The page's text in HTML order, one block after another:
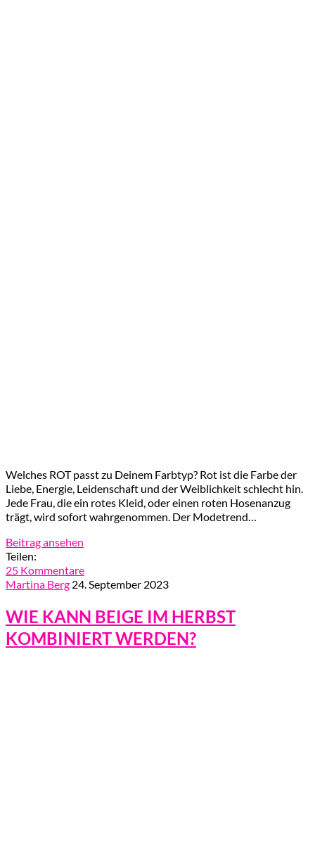
Welches ROT passt zu Deinem Farbtyp? Rot ist die Farbe der
Liebe, Energie, Leidenschaft und der Weiblichkeit schlecht hin.
Jede Frau, die ein rotes Kleid, oder einen roten Hosenanzug
trägt, wird sofort wahrgenommen. Der Modetrend…
Beitrag ansehen
Teilen:
25 Kommentare
Martina Berg 24. September 2023
WIE KANN BEIGE IM HERBST
KOMBINIERT WERDEN?